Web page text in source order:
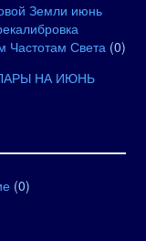
Земли июнь
Частотам Света (0)
НА ИЮНЬ
(0)